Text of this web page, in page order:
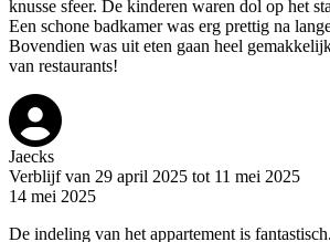
knusse sfeer. De kinderen waren dol op het
Een schone badkamer was erg prettig na
Bovendien was uit eten gaan heel
van restaurants!
Jaecks
Verblijf van 29 april 2025 tot 11 mei 2025
14 mei 2025
De indeling van het appartement is